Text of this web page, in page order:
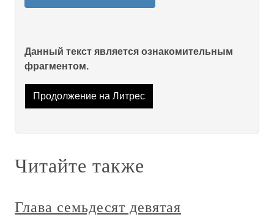
Данный текст является ознакомительным
фрагментом.
Продолжение на Литрес
Читайте также
Глава семьдесят девятая